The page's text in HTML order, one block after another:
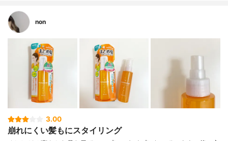
non
3.00
崩れにくい髪もにスタイリング